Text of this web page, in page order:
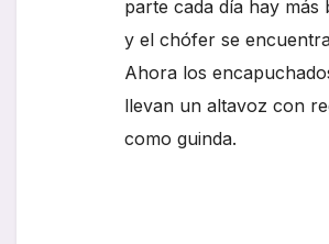
parte cada día hay más
y el chófer se
Ahora los
llevan un altavoz con
como guinda.